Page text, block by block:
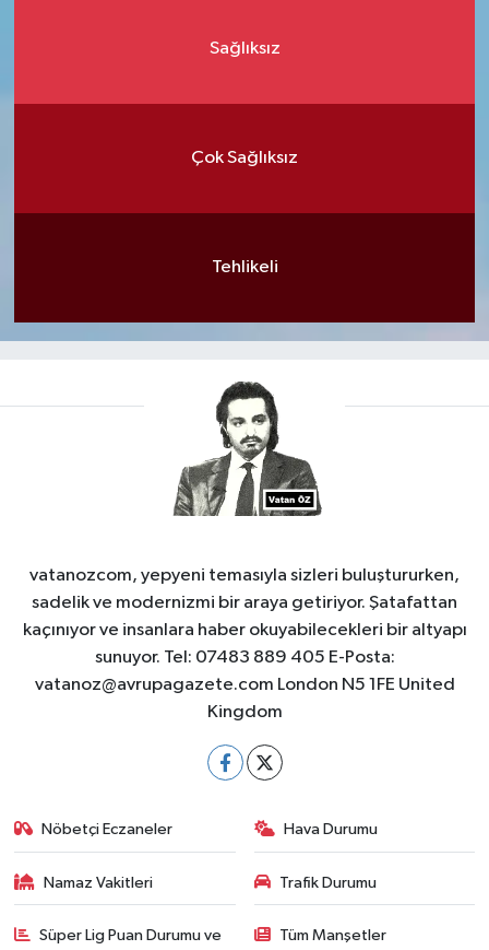
Sağlıksız
Çok Sağlıksız
Tehlikeli
vatanozcom, yepyeni temasıyla sizleri buluştururken,
sadelik ve modernizmi bir araya getiriyor. Şatafattan
kaçınıyor ve insanlara haber okuyabilecekleri bir altyapı
sunuyor. Tel: 07483 889 405 E-Posta:
vatanoz@avrupagazete.com London N5 1FE United
Kingdom
Nöbetçi Eczaneler Hava Durumu
Namaz Vakitleri Trafik Durumu
Süper Lig Puan Durumu ve Tüm Manşetler